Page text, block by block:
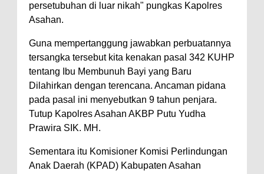
persetubuhan di luar nikah" pungkas Kapolres
Asahan.
Guna mempertanggung jawabkan perbuatannya
tersangka tersebut kita kenakan pasal 342 KUHP
tentang Ibu Membunuh Bayi yang Baru
Dilahirkan dengan terencana. Ancaman pidana
pada pasal ini menyebutkan 9 tahun penjara.
Tutup Kapolres Asahan AKBP Putu Yudha
Prawira SIK. MH.
Sementara itu Komisioner Komisi Perlindungan
Anak Daerah (KPAD) Kabupaten Asahan